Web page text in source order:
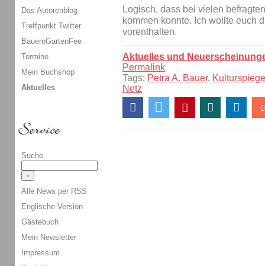
Logisch, dass bei vielen
kommen konnte. Ich wollte euch
vorenthalten.
Aktuelles und
Permalink
Tags: Petra A. Bauer,
Netz
Das Autorenblog
Treffpunkt Twitter
BauernGartenFee
Termine
Mein Buchshop
Aktuelles
Suche
Alle News per RSS
Englische Version
Gästebuch
Mein Newsletter
Impressum